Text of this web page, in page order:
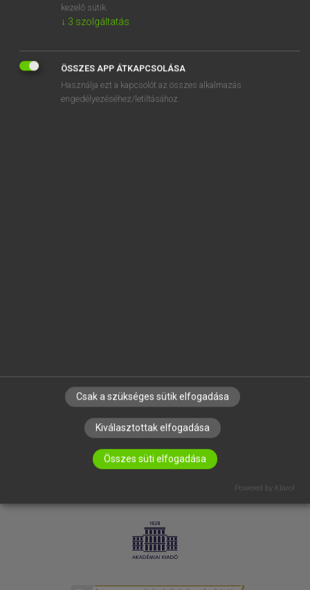
springless
SZOTAR.NET APPLIKÁCIÓ
IRATKOZZ FEL HÍRLEVELÜNKRE!
kezelő sütik.
↓ 3 szolgáltatás
ÖSSZES APP ÁTKAPCSOLÁSA
Használja ezt a kapcsolót az összes alkalmazás
engedélyezéséhez/letiltásához.
Csak a szükséges sütik elfogadása
Kiválasztottak elfogadása
Összes süti elfogadása
Powered by Klaro!